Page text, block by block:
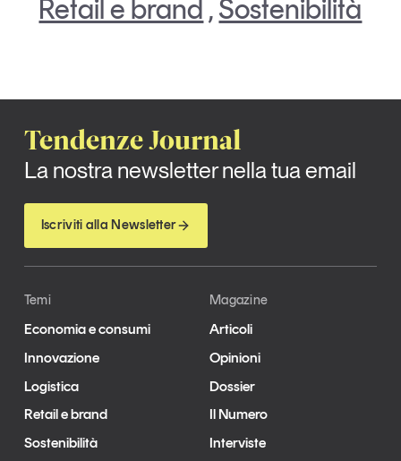
Retail e brand ,Sostenibilità
Tendenze Journal
La nostra newsletter nella tua email
Iscriviti alla Newsletter
Temi
Economia e consumi
Innovazione
Logistica
Retail e brand
Sostenibilità
Magazine
Articoli
Opinioni
Dossier
Il Numero
Interviste